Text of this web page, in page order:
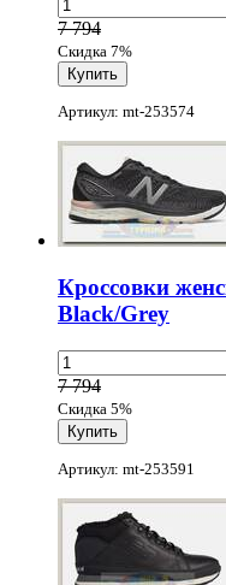
7 794
Скидка 7%
Артикул: mt-253574
Кроссовки
Black/Grey
7 794
Скидка 5%
Артикул: mt-253591